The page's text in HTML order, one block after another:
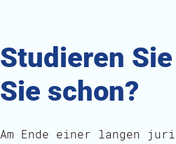
Studieren
Sie schon?
Am Ende einer langen